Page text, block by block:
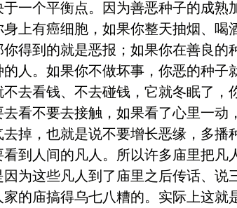
一个平衡点。因为善恶种子的成熟
上有癌细胞，如果你整天抽烟、喝
得到的就是恶报；如果你在善良的
人。如果你不做坏事，你恶的种子
去看钱、不去碰钱，它就冬眠了，
看不要去接触，如果看了心里一动
掉，也就是说不要增长恶缘，多播
到人间的凡人。所以许多庙里把凡
为这些凡人到了庙里之后传话、说
的庙搞得乌七八糟的。实际上这就